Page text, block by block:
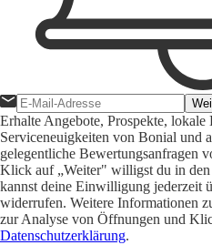
Erhalte Angebote, Prospekte, lokale
Serviceneuigkeiten von Bonial und
gelegentliche Bewertungsanfragen
Klick auf „Weiter" willigst du in
kannst deine Einwilligung jederzeit
widerrufen. Weitere Informationen
zur Analyse von Öffnungen und
Datenschutzerklärung.